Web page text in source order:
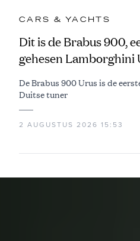
CARS & YACHTS
Dit is de Brabus 900,
gehesen Lamborghini
De Brabus 900 Urus is de
Duitse tuner
2 AUGUSTUS 2026 15:53